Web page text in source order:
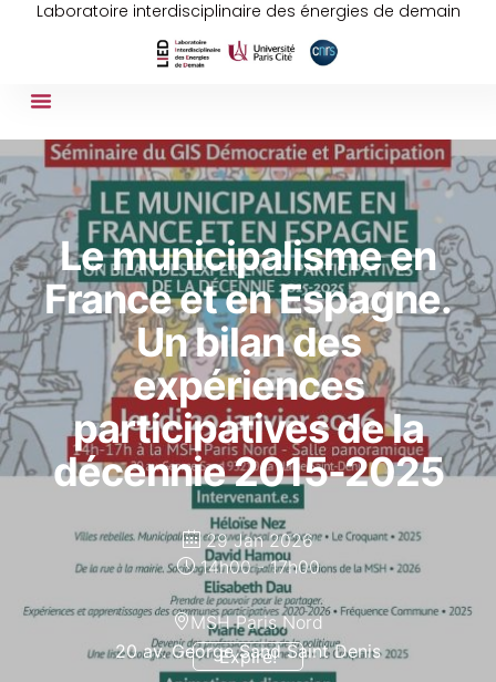
Laboratoire interdisciplinaire des énergies de demain
Le municipalisme en
France et en Espagne.
Un bilan des
expériences
participatives de la
décennie 2015-2025
29 Jan 2026
Expiré!
14h00 - 17h00
MSH Paris Nord
20 av. George Sand Saint Denis